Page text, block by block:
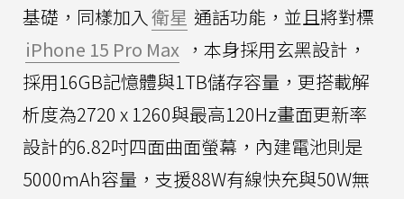
基礎，同樣加入 衛星 通話功能，並且將對標
iPhone 15 Pro Max ，本身採用玄黑設計，
採用16GB記憶體與1TB儲存容量，更搭載解
析度為2720 x 1260與最高120Hz畫面更新率
設計的6.82吋四面曲面螢幕，內建電池則是
5000mAh容量，支援88W有線快充與50W無